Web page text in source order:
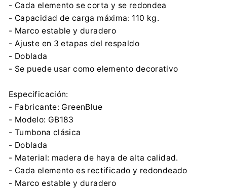
- Cada elemento se corta y se redondea
- Capacidad de carga máxima: 110 kg.
- Marco estable y duradero
- Ajuste en 3 etapas del respaldo
- Doblada
- Se puede usar como elemento decorativo
Especificación:
- Fabricante: GreenBlue
- Modelo: GB183
- Tumbona clásica
- Doblada
- Material: madera de haya de alta calidad.
- Cada elemento es rectificado y redondeado
- Marco estable y duradero